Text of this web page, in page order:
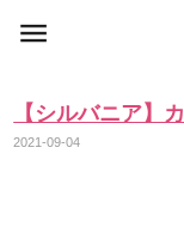
【シルバニア】
2021-09-04